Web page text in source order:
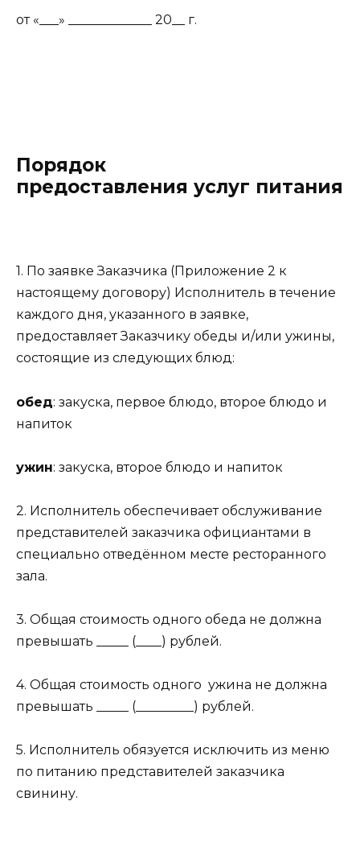
от «___» _____________ 20__ г.
Порядок
предоставления услуг питания
1. По заявке Заказчика (Приложение 2 к
настоящему договору) Исполнитель в течение
каждого дня, указанного в заявке,
предоставляет Заказчику обеды и/или ужины,
состоящие из следующих блюд:
обед: закуска, первое блюдо, второе блюдо и
напиток
ужин: закуска, второе блюдо и напиток
2. Исполнитель обеспечивает обслуживание
представителей заказчика официантами в
специально отведённом месте ресторанного
зала.
3. Общая стоимость одного обеда не должна
превышать _____ (____) рублей.
4. Общая стоимость одного ужина не должна
превышать _____ (_________) рублей.
5. Исполнитель обязуется исключить из меню
по питанию представителей заказчика
свинину.